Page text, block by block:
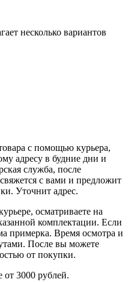
несколько вариантов
с помощью курьера,
адресу в будние дни и
служба, после
с вами и предложит
Уточнит адрес.
осматриваете на
комплектации. Если
примерка. Время осмотра и
После вы можете
от покупки.
от 3000 рублей.